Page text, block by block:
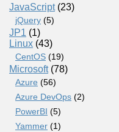
JavaScript(23)
jQuery (5)
JP1 (1)
Linux (43)
CentOS (19)
Microsoft(78)
Azure (56)
Azure DevOps (2)
PowerBI (5)
Yammer (1)